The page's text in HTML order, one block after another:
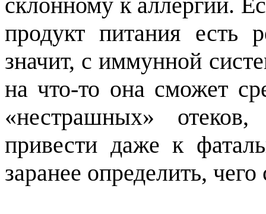
продукт питания есть
значит, с иммунной
на что-то она сможет
«нестрашных»
привести даже к
заранее определить, чего